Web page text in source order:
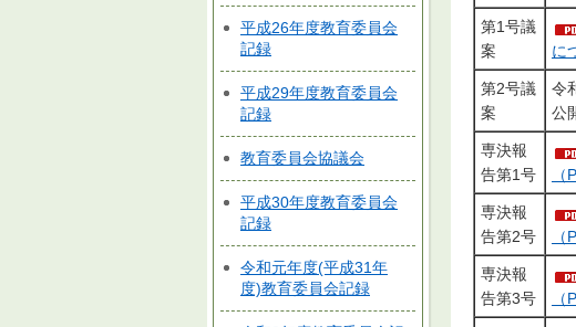
平成26年度教育委員会
記録
平成29年度教育委員会
記録
教育委員会協議会
平成30年度教育委員会
記録
令和元年度(平成31年
度)教育委員会記録
第1号議
案
に
第2号議
案
令
公
専決報
告第1号
専決報
告第2号
専決報
告第3号